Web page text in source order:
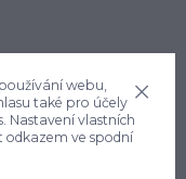
webu,
také pro účely
Nastavení vlastních
odkazem ve spodní